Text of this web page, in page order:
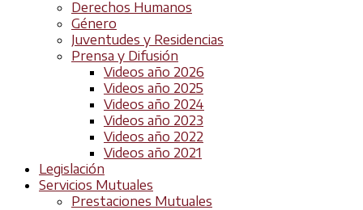
Derechos Humanos
Género
Juventudes y Residencias
Prensa y Difusión
Videos año 2026
Videos año 2025
Videos año 2024
Videos año 2023
Videos año 2022
Videos año 2021
Legislación
Servicios Mutuales
Prestaciones Mutuales